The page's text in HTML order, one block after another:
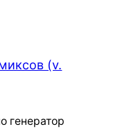
(v.
генератор